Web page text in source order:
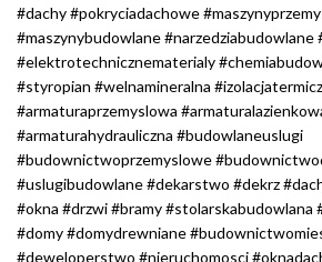
#dachy #pokryciadachowe
#maszynybudowlane #narzedziabudowlane
#elektrotechnicznematerialy
#styropian #welnamineralna
#armaturaprzemyslowa
#armaturahydrauliczna #budowlaneuslugi
#budownictwoprzemyslowe
#uslugibudowlane #dekarstwo #dekrz
#okna #drzwi #bramy #stolarskabudowlana
#domy #domydrewniane
#deweloperstwo #nieruchomosci